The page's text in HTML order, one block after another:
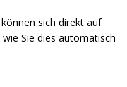
sich direkt auf
wie Sie dies automatisch